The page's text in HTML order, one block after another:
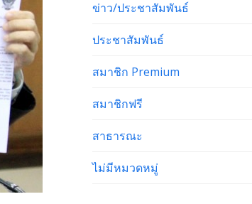
ข่าว/ประชาสัมพันธ์
ประชาสัมพันธ์
สมาชิก Premium
สมาชิกฟรี
สาธารณะ
ไม่มีหมวดหมู่